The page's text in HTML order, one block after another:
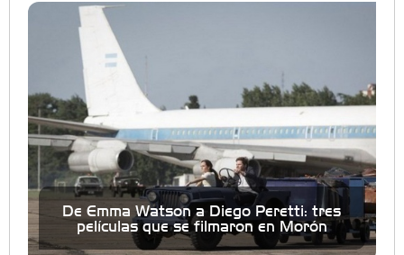
De Emma Watson a Diego Peretti: tres
películas que se filmaron en Morón